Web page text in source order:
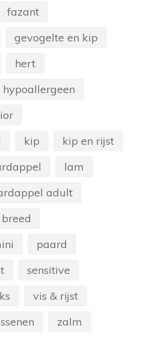
fazant
gevogelte en kip
hert
hypoallergeen
kip
kip en rijst
lam
adult
paard
sensitive
vis & rijst
zalm